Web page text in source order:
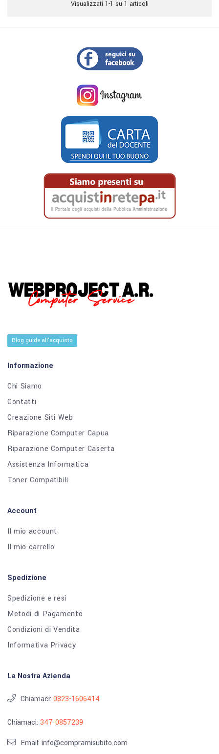
Visualizzati 1-1 su 1 articoli
Blog guide all'acquisto
Informazione
Chi Siamo
Contatti
Creazione Siti Web
Riparazione Computer Capua
Riparazione Computer Caserta
Assistenza Informatica
Toner Compatibili
Account
Il mio account
Il mio carrello
Spedizione
Spedizione e resi
Metodi di Pagamento
Condizioni di Vendita
Informativa Privacy
La Nostra Azienda
Chiamaci: 0823-1606414
Chiamaci: 347-0857239
Email: info@compramisubito.com